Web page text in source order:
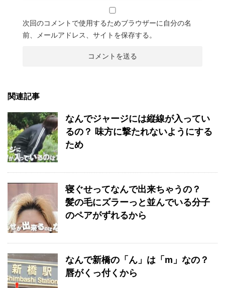
次回のコメントで使用するためブラウザーに自分の名
前、メールアドレス、サイトを保存する。
関連記事
なんでジャージには縦線が入ってい
るの？ 味方に撃たれないようにする
ため
寝ぐせってなんで出来ちゃうの？
髪の毛にズラーっと並んでいる分子
のペアがずれるから
なんで新橋の「ん」は「m」なの？
唇がくっ付くから